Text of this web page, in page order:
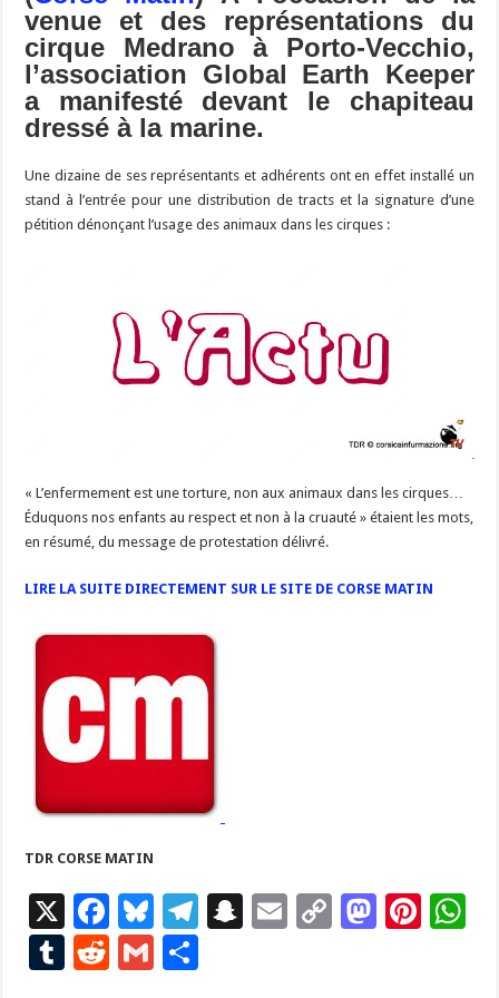
o
o
k
a
m
c
h
at
Li
n
o
n
t
p
p
bl
r
di
t
l
g
er
venue et des représentations du
cirque Medrano à Porto-Vecchio,
l’association Global Earth Keeper
a manifesté devant le chapiteau
dressé à la marine.
Une dizaine de ses représentants et adhérents ont en effet installé un
stand à l’entrée pour une distribution de tracts et la signature d’une
pétition dénonçant l’usage des animaux dans les cirques :
« L’enfermement est une torture, non aux animaux dans les cirques…
Éduquons nos enfants au respect et non à la cruauté » étaient les mots,
en résumé, du message de protestation délivré.
LIRE LA SUITE DIRECTEMENT SUR LE SITE DE CORSE MATIN
TDR CORSE MATIN
X
F
ac
e
Bl
u
es
T
S
E
C
M Pi
T
R
G